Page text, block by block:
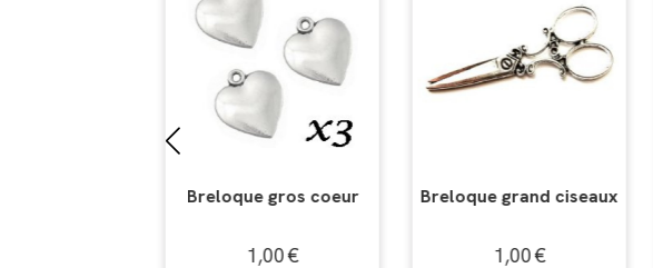
Breloque grand ciseaux
1,00€
Breloque coeur I love
1,00€